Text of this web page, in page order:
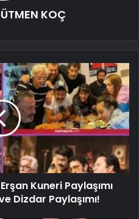
KOÇ
Kuneri Paylaşımı
Dizdar Paylaşımı!